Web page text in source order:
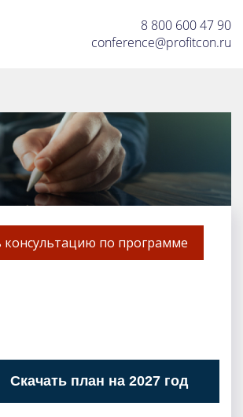
8 800 600 47 90
conference@profitcon.ru
консультацию по программе
Скачать план на 2027 год